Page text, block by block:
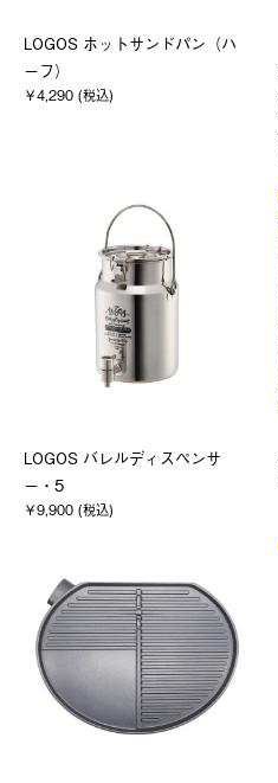
LOGOS ホットサンドパン（ハ
ーフ）
￥4,290 (税込)
LOGOS バレルディスペンサ
ー・5
￥9,900 (税込)